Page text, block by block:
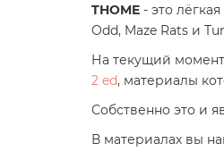
THOME - это
Odd, Maze Rats и
На текущий
2 ed, материалы
Собственно это и
В материалах вы